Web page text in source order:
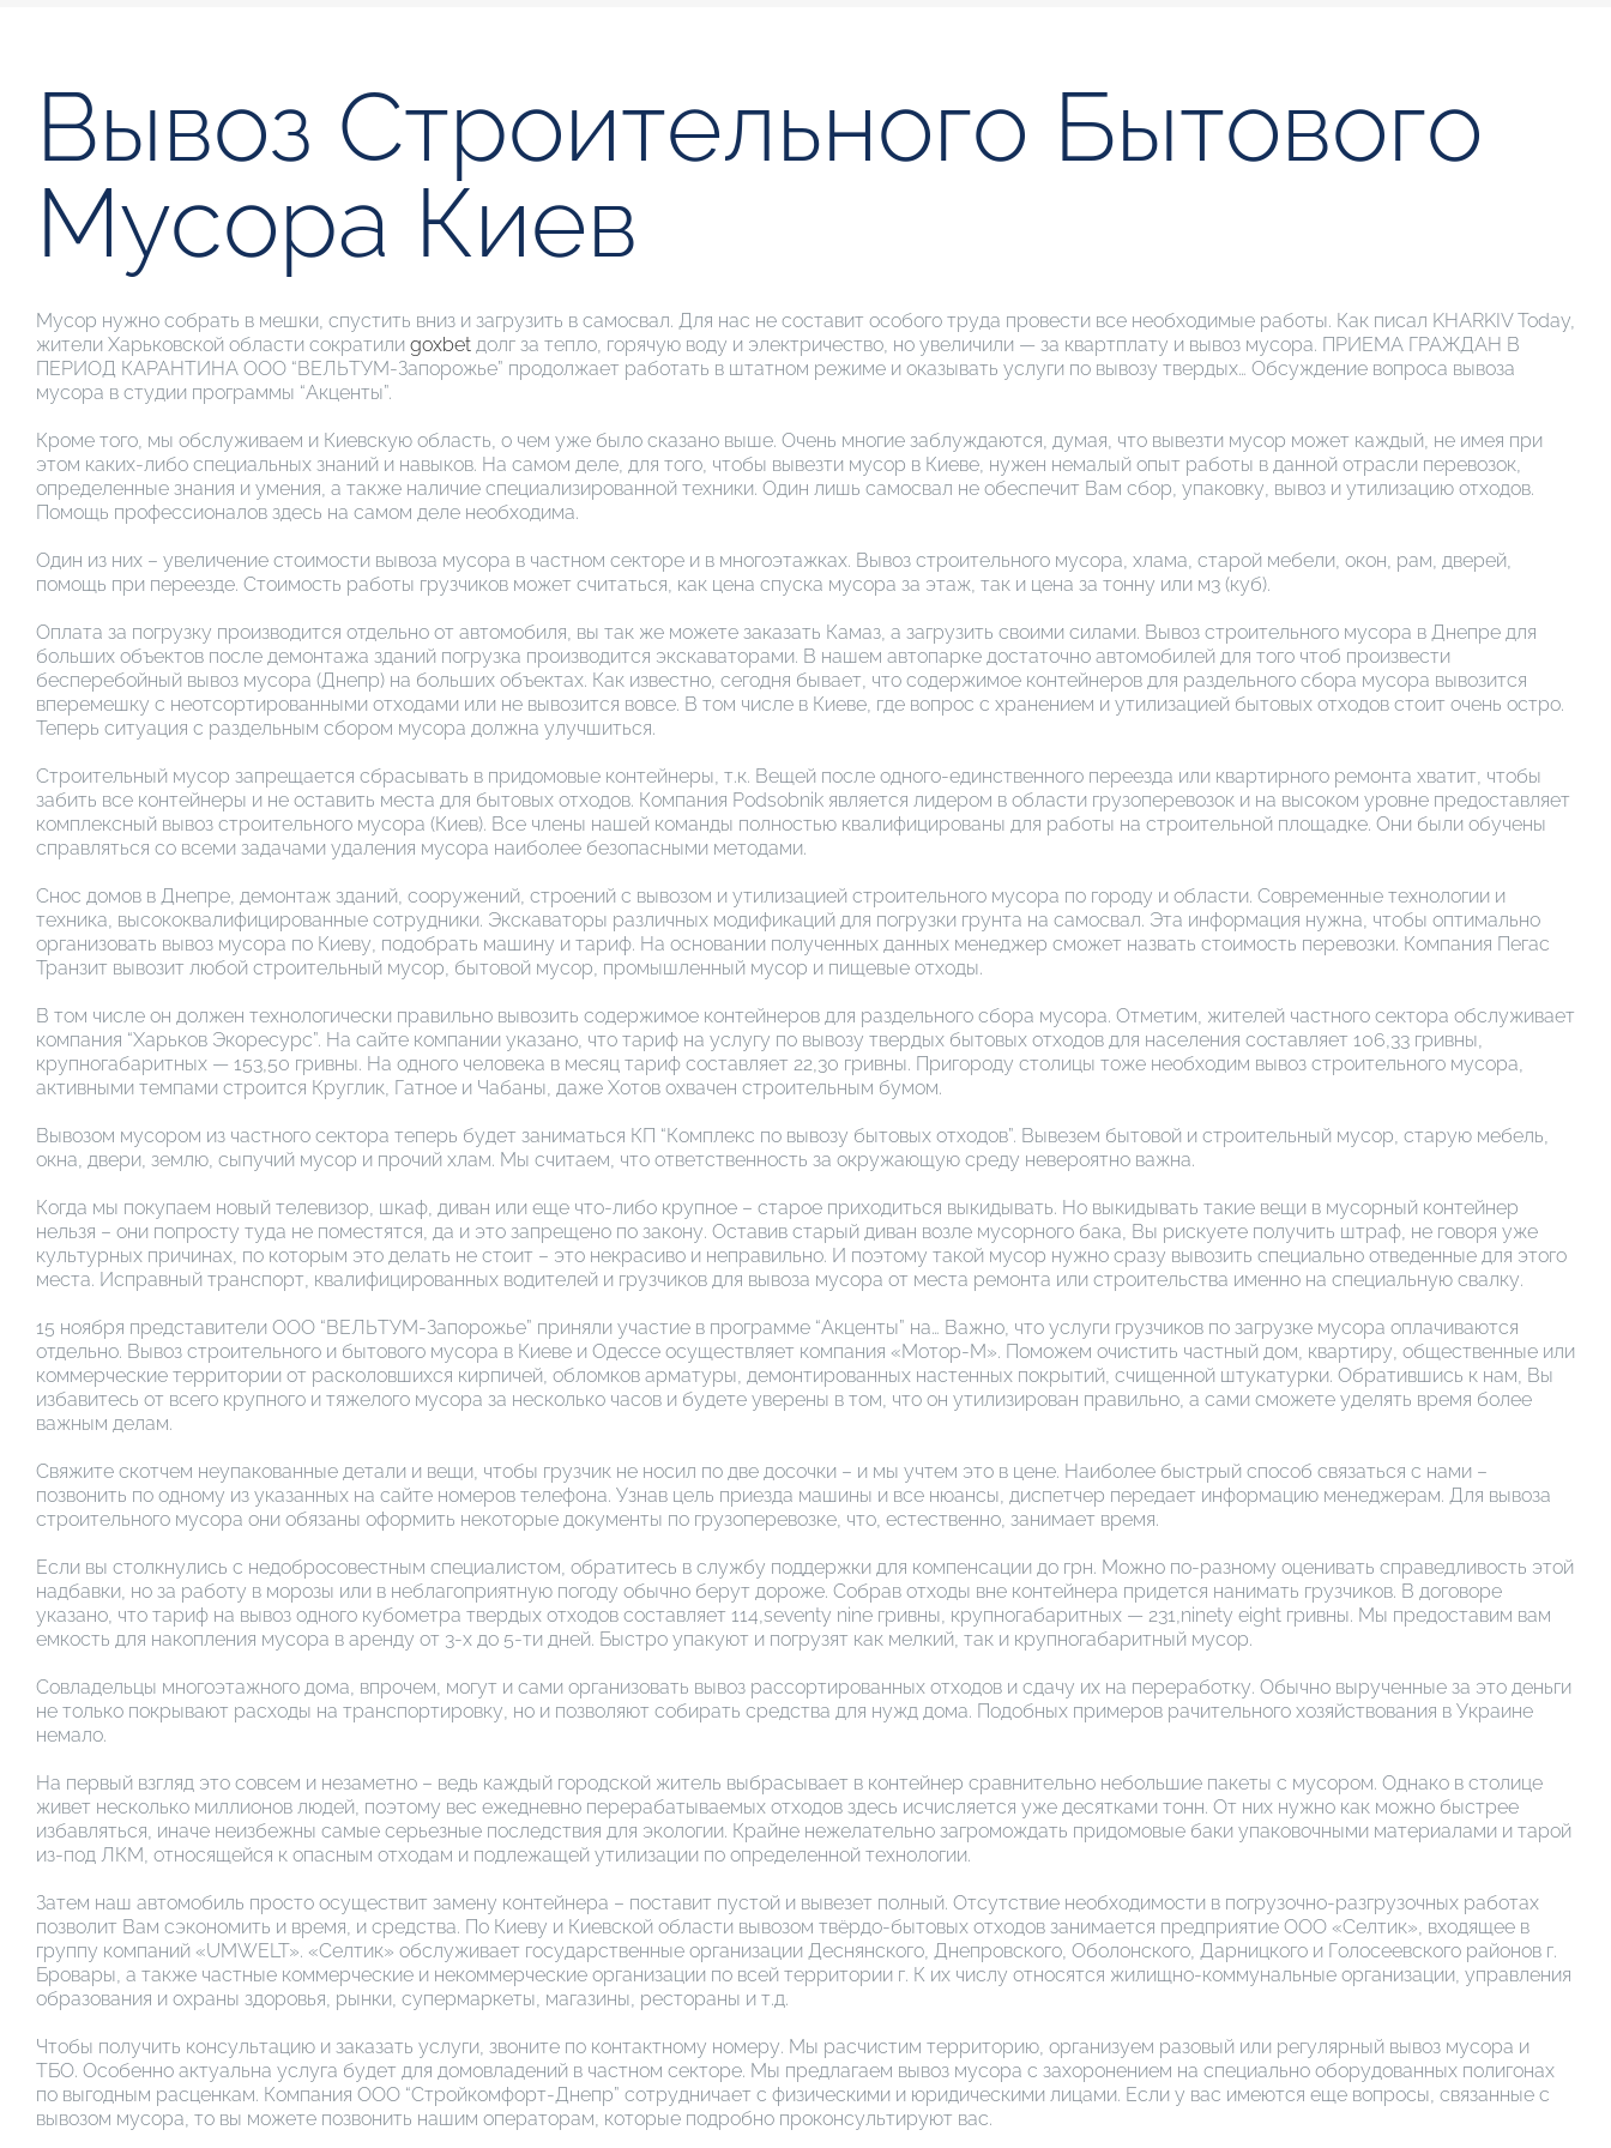
Вывоз Строительного Бытового
Мусора Киев
Мусор нужно собрать в мешки, спустить вниз и загрузить в самосвал. Для нас не составит особого труда провести все необходимые работы. Как писал KHARKIV Today,
жители Харьковской области сократили goxbet долг за тепло, горячую воду и электричество, но увеличили — за квартплату и вывоз мусора. ПРИЕМА ГРАЖДАН В
ПЕРИОД КАРАНТИНА ООО “ВЕЛЬТУМ-Запорожье” продолжает работать в штатном режиме и оказывать услуги по вывозу твердых… Обсуждение вопроса вывоза
мусора в студии программы “Акценты”.
Кроме того, мы обслуживаем и Киевскую область, о чем уже было сказано выше. Очень многие заблуждаются, думая, что вывезти мусор может каждый, не имея при
этом каких-либо специальных знаний и навыков. На самом деле, для того, чтобы вывезти мусор в Киеве, нужен немалый опыт работы в данной отрасли перевозок,
определенные знания и умения, а также наличие специализированной техники. Один лишь самосвал не обеспечит Вам сбор, упаковку, вывоз и утилизацию отходов.
Помощь профессионалов здесь на самом деле необходима.
Один из них – увеличение стоимости вывоза мусора в частном секторе и в многоэтажках. Вывоз строительного мусора, хлама, старой мебели, окон, рам, дверей,
помощь при переезде. Стоимость работы грузчиков может считаться, как цена спуска мусора за этаж, так и цена за тонну или м3 (куб).
Оплата за погрузку производится отдельно от автомобиля, вы так же можете заказать Камаз, а загрузить своими силами. Вывоз строительного мусора в Днепре для
больших объектов после демонтажа зданий погрузка производится экскаваторами. В нашем автопарке достаточно автомобилей для того чтоб произвести
бесперебойный вывоз мусора (Днепр) на больших объектах. Как известно, сегодня бывает, что содержимое контейнеров для раздельного сбора мусора вывозится
вперемешку с неотсортированными отходами или не вывозится вовсе. В том числе в Киеве, где вопрос с хранением и утилизацией бытовых отходов стоит очень остро.
Теперь ситуация с раздельным сбором мусора должна улучшиться.
Строительный мусор запрещается сбрасывать в придомовые контейнеры, т.к. Вещей после одного-единственного переезда или квартирного ремонта хватит, чтобы
забить все контейнеры и не оставить места для бытовых отходов. Компания Podsobnik является лидером в области грузоперевозок и на высоком уровне предоставляет
комплексный вывоз строительного мусора (Киев). Все члены нашей команды полностью квалифицированы для работы на строительной площадке. Они были обучены
справляться со всеми задачами удаления мусора наиболее безопасными методами.
Снос домов в Днепре, демонтаж зданий, сооружений, строений с вывозом и утилизацией строительного мусора по городу и области. Современные технологии и
техника, высококвалифицированные сотрудники. Экскаваторы различных модификаций для погрузки грунта на самосвал. Эта информация нужна, чтобы оптимально
организовать вывоз мусора по Киеву, подобрать машину и тариф. На основании полученных данных менеджер сможет назвать стоимость перевозки. Компания Пегас
Транзит вывозит любой строительный мусор, бытовой мусор, промышленный мусор и пищевые отходы.
В том числе он должен технологически правильно вывозить содержимое контейнеров для раздельного сбора мусора. Отметим, жителей частного сектора обслуживает
компания “Харьков Экоресурс”. На сайте компании указано, что тариф на услугу по вывозу твердых бытовых отходов для населения составляет 106,33 гривны,
крупногабаритных — 153,50 гривны. На одного человека в месяц тариф составляет 22,30 гривны. Пригороду столицы тоже необходим вывоз строительного мусора,
активными темпами строится Круглик, Гатное и Чабаны, даже Хотов охвачен строительным бумом.
Вывозом мусором из частного сектора теперь будет заниматься КП “Комплекс по вывозу бытовых отходов”. Вывезем бытовой и строительный мусор, старую мебель,
окна, двери, землю, сыпучий мусор и прочий хлам. Мы считаем, что ответственность за окружающую среду невероятно важна.
Когда мы покупаем новый телевизор, шкаф, диван или еще что-либо крупное – старое приходиться выкидывать. Но выкидывать такие вещи в мусорный контейнер
нельзя – они попросту туда не поместятся, да и это запрещено по закону. Оставив старый диван возле мусорного бака, Вы рискуете получить штраф, не говоря уже
культурных причинах, по которым это делать не стоит – это некрасиво и неправильно. И поэтому такой мусор нужно сразу вывозить специально отведенные для этого
места. Исправный транспорт, квалифицированных водителей и грузчиков для вывоза мусора от места ремонта или строительства именно на специальную свалку.
15 ноября представители ООО “ВЕЛЬТУМ-Запорожье” приняли участие в программе “Акценты” на… Важно, что услуги грузчиков по загрузке мусора оплачиваются
отдельно. Вывоз строительного и бытового мусора в Киеве и Одессе осуществляет компания «Мотор-М». Поможем очистить частный дом, квартиру, общественные или
коммерческие территории от расколовшихся кирпичей, обломков арматуры, демонтированных настенных покрытий, счищенной штукатурки. Обратившись к нам, Вы
избавитесь от всего крупного и тяжелого мусора за несколько часов и будете уверены в том, что он утилизирован правильно, а сами сможете уделять время более
важным делам.
Свяжите скотчем неупакованные детали и вещи, чтобы грузчик не носил по две досочки – и мы учтем это в цене. Наиболее быстрый способ связаться с нами –
позвонить по одному из указанных на сайте номеров телефона. Узнав цель приезда машины и все нюансы, диспетчер передает информацию менеджерам. Для вывоза
строительного мусора они обязаны оформить некоторые документы по грузоперевозке, что, естественно, занимает время.
Если вы столкнулись с недобросовестным специалистом, обратитесь в службу поддержки для компенсации до грн. Можно по-разному оценивать справедливость этой
надбавки, но за работу в морозы или в неблагоприятную погоду обычно берут дороже. Собрав отходы вне контейнера придется нанимать грузчиков. В договоре
указано, что тариф на вывоз одного кубометра твердых отходов составляет 114,seventy nine гривны, крупногабаритных — 231,ninety eight гривны. Мы предоставим вам
емкость для накопления мусора в аренду от 3-х до 5-ти дней. Быстро упакуют и погрузят как мелкий, так и крупногабаритный мусор.
Совладельцы многоэтажного дома, впрочем, могут и сами организовать вывоз рассортированных отходов и сдачу их на переработку. Обычно вырученные за это деньги
не только покрывают расходы на транспортировку, но и позволяют собирать средства для нужд дома. Подобных примеров рачительного хозяйствования в Украине
немало.
На первый взгляд это совсем и незаметно – ведь каждый городской житель выбрасывает в контейнер сравнительно небольшие пакеты с мусором. Однако в столице
живет несколько миллионов людей, поэтому вес ежедневно перерабатываемых отходов здесь исчисляется уже десятками тонн. От них нужно как можно быстрее
избавляться, иначе неизбежны самые серьезные последствия для экологии. Крайне нежелательно загромождать придомовые баки упаковочными материалами и тарой
из-под ЛКМ, относящейся к опасным отходам и подлежащей утилизации по определенной технологии.
Затем наш автомобиль просто осуществит замену контейнера – поставит пустой и вывезет полный. Отсутствие необходимости в погрузочно-разгрузочных работах
позволит Вам сэкономить и время, и средства. По Киеву и Киевской области вывозом твёрдо-бытовых отходов занимается предприятие ООО «Селтик», входящее в
группу компаний «UMWELT». «Селтик» обслуживает государственные организации Деснянского, Днепровского, Оболонского, Дарницкого и Голосеевского районов г.
Бровары, а также частные коммерческие и некоммерческие организации по всей территории г. К их числу относятся жилищно-коммунальные организации, управления
образования и охраны здоровья, рынки, супермаркеты, магазины, рестораны и т.д.
Чтобы получить консультацию и заказать услуги, звоните по контактному номеру. Мы расчистим территорию, организуем разовый или регулярный вывоз мусора и
ТБО. Особенно актуальна услуга будет для домовладений в частном секторе. Мы предлагаем вывоз мусора с захоронением на специально оборудованных полигонах
по выгодным расценкам. Компания ООО “Стройкомфорт-Днепр” сотрудничает с физическими и юридическими лицами. Если у вас имеются еще вопросы, связанные с
вывозом мусора, то вы можете позвонить нашим операторам, которые подробно проконсультируют вас.